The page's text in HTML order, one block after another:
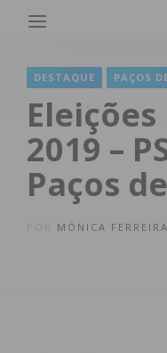
DESTAQUE PAÇOS
2019 –
Paços
MÓNICA FERREIRA